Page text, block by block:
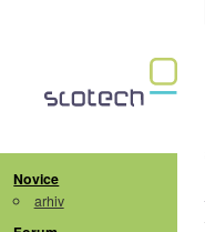
Novice
arhiv